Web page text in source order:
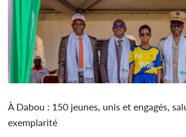
À Dabou : 150 jeunes, unis et engagés,
exemplarité